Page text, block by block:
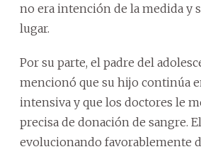
no era intención de la medida y
lugar.
Por su parte, el padre del
mencionó que su hijo continúa
intensiva y que los doctores le
precisa de donación de sangre.
evolucionando favorablemente